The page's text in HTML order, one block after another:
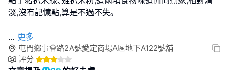
淡,沒有記憶點,算是不過不失｡
... 更多
屯門鄉事會路2A號愛定商場A區地下A122號舖
評分